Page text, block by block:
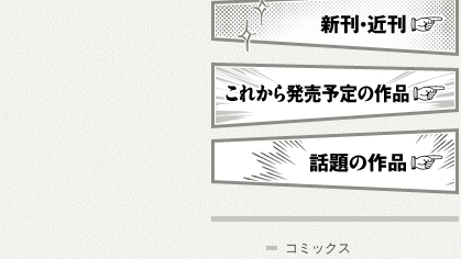
新刊・近刊
これから発売予定
コミックス